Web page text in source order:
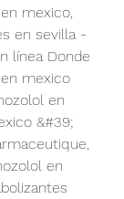
mexico,
en sevilla -
línea Donde
mexico
en
&#39;
en